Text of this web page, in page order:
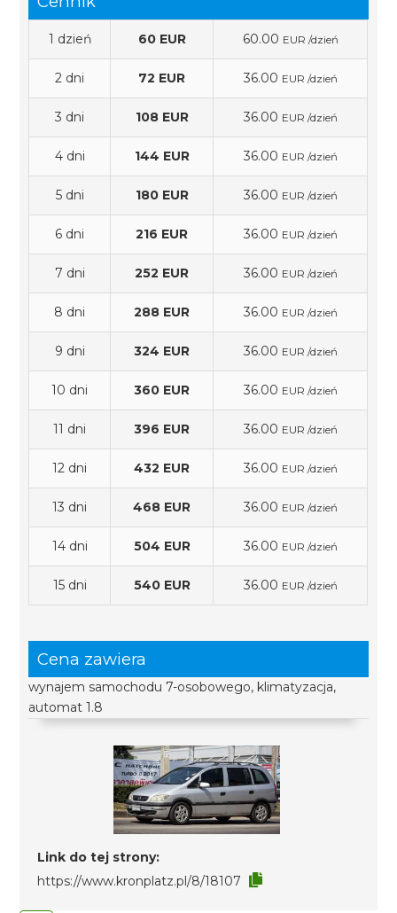
1 dzień 60 EUR 60.00 EUR /dzień
2 dni 72 EUR 36.00 EUR /dzień
3 dni 108 EUR 36.00 EUR /dzień
4 dni 144 EUR 36.00 EUR /dzień
5 dni 180 EUR 36.00 EUR /dzień
6 dni 216 EUR 36.00 EUR /dzień
7 dni 252 EUR 36.00 EUR /dzień
8 dni 288 EUR 36.00 EUR /dzień
9 dni 324 EUR 36.00 EUR /dzień
10 dni 360 EUR 36.00 EUR /dzień
11 dni 396 EUR 36.00 EUR /dzień
12 dni 432 EUR 36.00 EUR /dzień
13 dni 468 EUR 36.00 EUR /dzień
14 dni 504 EUR 36.00 EUR /dzień
15 dni 540 EUR 36.00 EUR /dzień
Cena zawiera
wynajem samochodu 7-osobowego, klimatyzacja,
automat 1.8
Link do tej strony:
https://www.kronplatz.pl/8/18107